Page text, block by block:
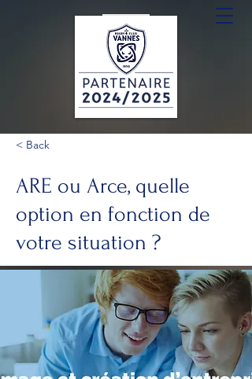
< Back
ARE ou Arce, quelle
option en fonction de
votre situation ?